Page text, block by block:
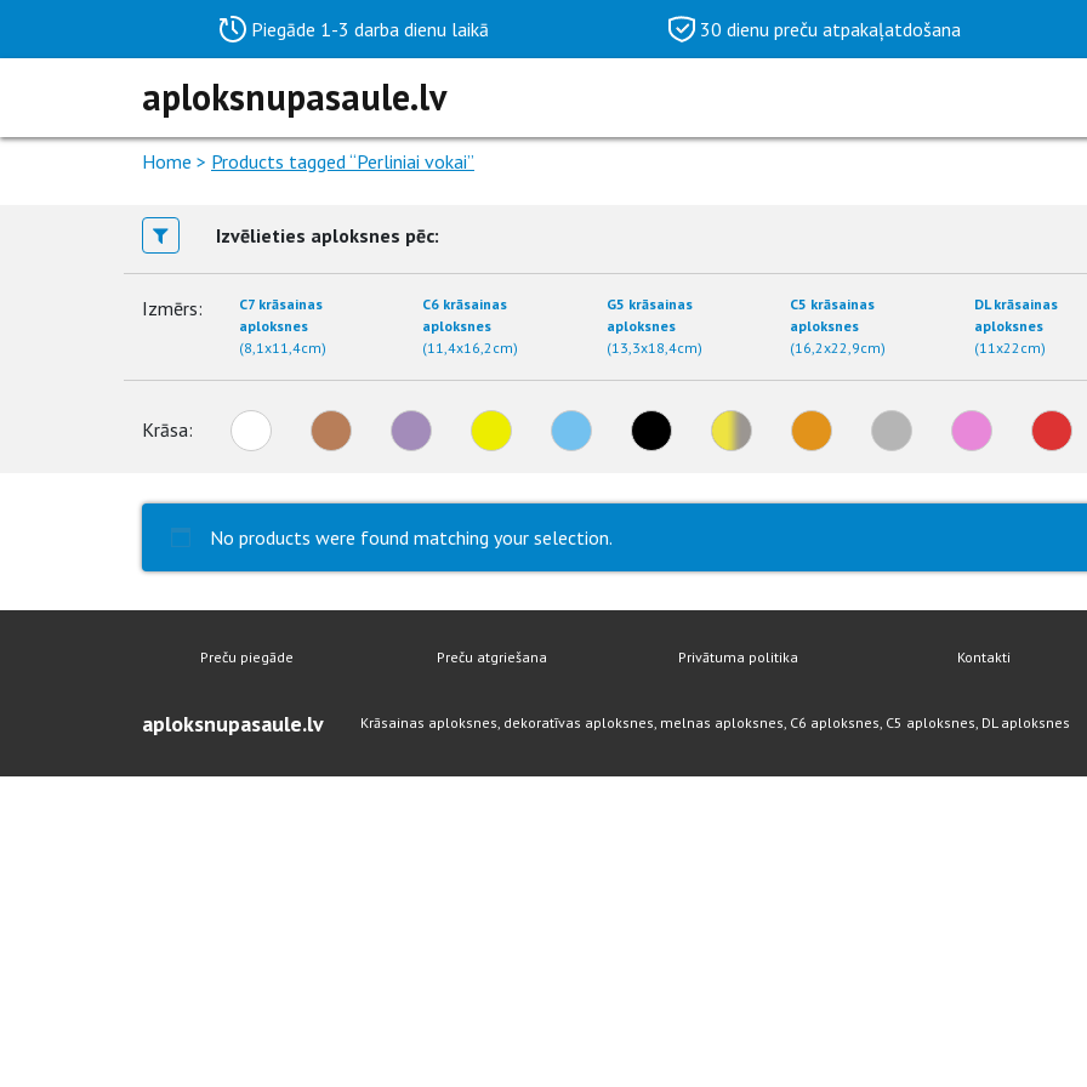
Piegāde 1-3 darba dienu laikā 30 dienu preču atpakaļatdošana
aploksnupasaule.lv
Home > Products tagged “Perliniai vokai”
Izvēlieties aploksnes pēc:
Izmērs:
C7 krāsainas
aploksnes
(8,1x11,4cm)
C6 krāsainas
aploksnes
(11,4x16,2cm)
G5 krāsainas
aploksnes
(13,3x18,4cm)
C5 krāsainas
aploksnes
(16,2x22,9cm)
DL krāsainas
aploksnes
(11x22cm)
Krāsa:
No products were found matching your selection.
Preču piegāde Preču atgriešana Privātuma politika Kontakti
aploksnupasaule.lv Krāsainas aploksnes, dekoratīvas aploksnes, melnas aploksnes, C6 aploksnes, C5 aploksnes, DL aploksnes